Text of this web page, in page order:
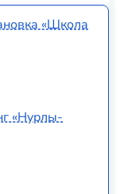
«Школа
«Нурлы-